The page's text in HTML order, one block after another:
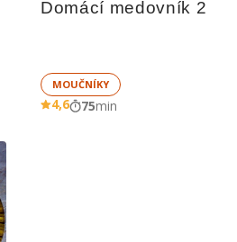
Domácí medovník 2
MOUČNÍKY
4,6 75min